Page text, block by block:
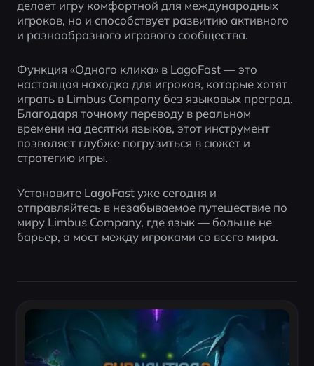
делает игру комфортной для международных
игроков, но и способствует развитию активного
и разнообразного игрового сообщества.
Функция «Одного клика» в LagoFast — это
настоящая находка для игроков, которые хотят
играть в Limbus Company без языковых преград.
Благодаря точному переводу в реальном
времени на десятки языков, этот инструмент
позволяет глубже погрузиться в сюжет и
стратегию игры.
Установите LagoFast уже сегодня и
отправляйтесь в незабываемое путешествие по
миру Limbus Company, где язык — больше не
барьер, а мост между игроками со всего мира.